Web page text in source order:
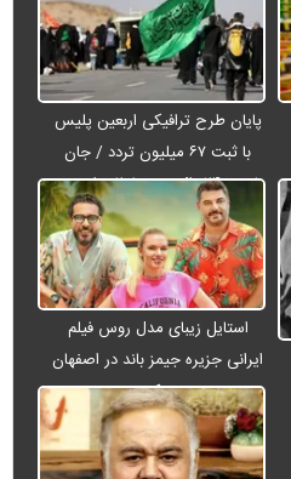
پایان طرح ترافیکی اربعین پلیس
با ثبت ۶۷ میلیون تردد / جان
باختن ۲۴ زائر در تصادفات اربعینی
استایل زیبای مدل روس فیلم
ایرانی جزیره جیمز باند در اصفهان
+ عکس